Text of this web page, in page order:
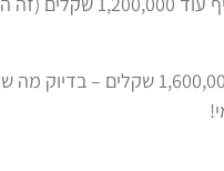
* ביחד יש 1,600,000 שקלים –